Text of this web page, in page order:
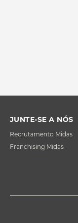
JUNTE-SE A NÓS
Recrutamento Midas
Franchising Midas